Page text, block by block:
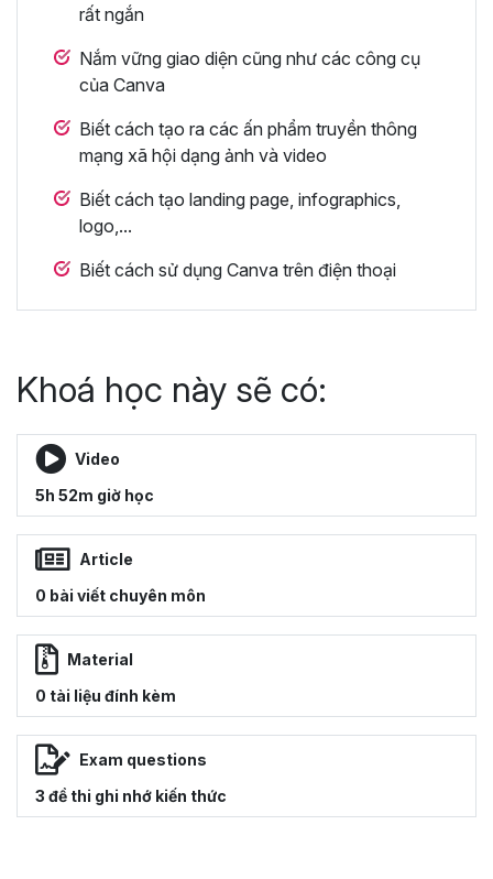
rất ngắn
Nắm vững giao diện cũng như các công cụ
của Canva
Biết cách tạo ra các ấn phẩm truyền thông
mạng xã hội dạng ảnh và video
Biết cách tạo landing page, infographics,
logo,...
Biết cách sử dụng Canva trên điện thoại
Khoá học này sẽ có:
Video
5h 52m giờ học
Article
0 bài viết chuyên môn
Material
0 tài liệu đính kèm
Exam questions
3 đề thi ghi nhớ kiến thức